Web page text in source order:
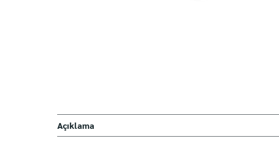
Açıklama